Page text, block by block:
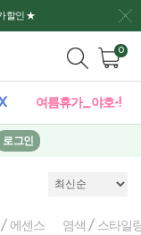
할인 ★
0
여름휴가_야호-!
로그인
에센스 염색 / 스타일